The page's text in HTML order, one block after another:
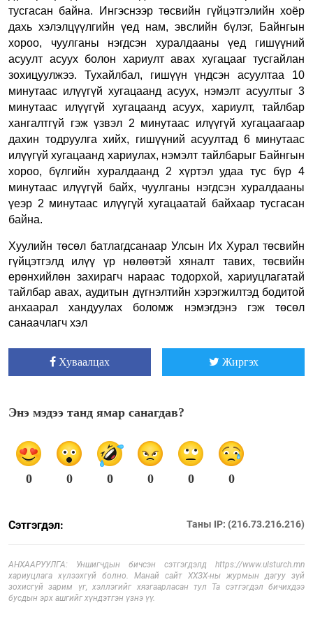
тусгасан байна. Ингэснээр төсвийн гүйцэтгэлийн хоёр
дахь хэлэлцүүлгийн үед нам, эвслийн бүлэг, Байнгын
хороо, чуулганы нэгдсэн хуралдааны үед гишүүний
асуулт асуух болон хариулт авах хугацааг тусгайлан
зохицуулжээ. Тухайлбал, гишүүн үндсэн асуултаа 10
минутаас илүүгүй хугацаанд асуух, нэмэлт асуултыг 3
минутаас илүүгүй хугацаанд асуух, хариулт, тайлбар
хангалтгүй гэж үзвэл 2 минутаас илүүгүй хугацаагаар
дахин тодруулга хийх, гишүүний асуултад 6 минутаас
илүүгүй хугацаанд хариулах, нэмэлт тайлбарыг Байнгын
хороо, бүлгийн хуралдаанд 2 хүртэл удаа тус бүр 4
минутаас илүүгүй байх, чуулганы нэгдсэн хуралдааны
үеэр 2 минутаас илүүгүй хугацаатай байхаар тусгасан
байна.
Хуулийн төсөл батлагдсанаар Улсын Их Хурал төсвийн
гүйцэтгэлд илүү үр нөлөөтэй хяналт тавих, төсвийн
ерөнхийлөн захирагч нараас тодорхой, хариуцлагатай
тайлбар авах, аудитын дүгнэлтийн хэрэгжилтэд бодитой
анхаарал хандуулах боломж нэмэгдэнэ гэж төсөл
санаачлагч хэл
Хуваалцах Жиргэх
Энэ мэдээ танд ямар санагдав?
0 0 0 0 0 0
Сэтгэгдэл: Таны IP: (216.73.216.216)
АНХААРУУЛГА: Уншигчдын бичсэн сэтгэгдэлд https://www.ulsturch.mn
хариуцлага хүлээхгүй болно. Манай сайт ХХЗХ-ны журмын дагуу зүй
зохисгүй зарим үг, хэллэгийг хязгаарласан тул Та сэтгэгдэл бичихдээ
бусдын эрх ашгийг хүндэтгэн үзнэ үү.